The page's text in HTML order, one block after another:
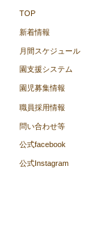
TOP
新着情報
月間スケジュール
園支援システム
園児募集情報
職員採用情報
​問い合わせ等
公式facebook
公式Instagram